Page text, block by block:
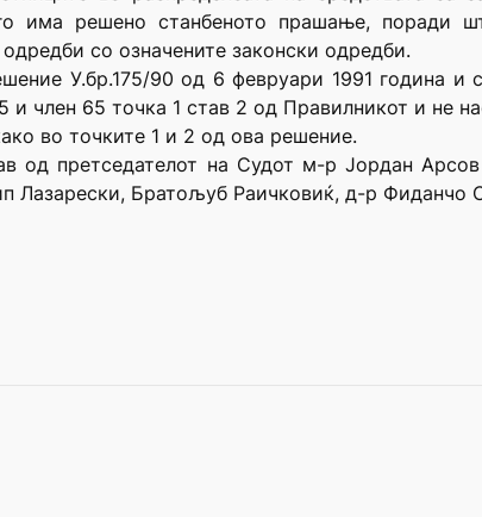
има решено станбеното прашање,
со означените законски одредби.
У.бр.175/90 од 6 февруари 1991 година и
и член 65 точка 1 став 2 од Правилникот и не
во точките 1 и 2 од ова решение.
од претседателот на Судот м-р Јордан
Братољуб Раичковиќ, д-р Фиданчо